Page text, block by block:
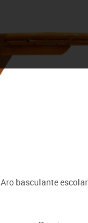
Aro basculante